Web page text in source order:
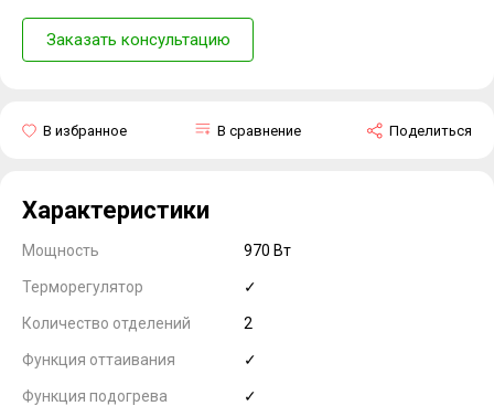
Заказать консультацию
Поделиться
В сравнение
В избранное
Характеристики
Мощность 970 Вт
Терморегулятор ✓
Количество отделений 2
Функция оттаивания ✓
Функция подогрева ✓